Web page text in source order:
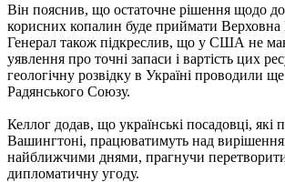
Він пояснив, що остаточне рішення щодо
корисних копалин буде приймати Верховна
Генерал також підкреслив, що у США не
уявлення про точні запаси і вартість цих
геологічну розвідку в Україні проводили ще
Радянського Союзу.
Келлог додав, що українські посадовці, які
Вашингтоні, працюватимуть над
найближчими днями, прагнучи перетворити
дипломатичну угоду.